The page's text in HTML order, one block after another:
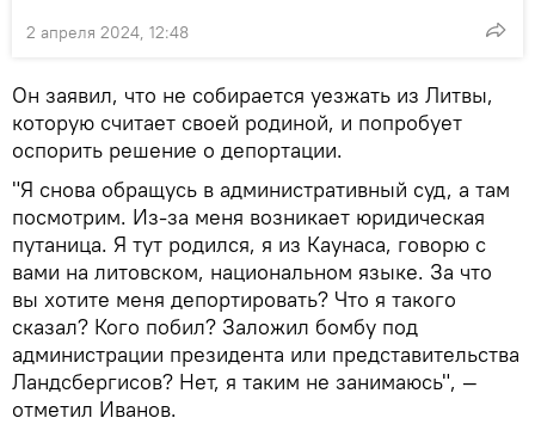
2 апреля 2024, 12:48
Он заявил, что не собирается уезжать из Литвы,
которую считает своей родиной, и попробует
оспорить решение о депортации.
"Я снова обращусь в административный суд, а там
посмотрим. Из-за меня возникает юридическая
путаница. Я тут родился, я из Каунаса, говорю с
вами на литовском, национальном языке. За что
вы хотите меня депортировать? Что я такого
сказал? Кого побил? Заложил бомбу под
администрации президента или представительства
Ландсбергисов? Нет, я таким не занимаюсь", —
отметил Иванов.